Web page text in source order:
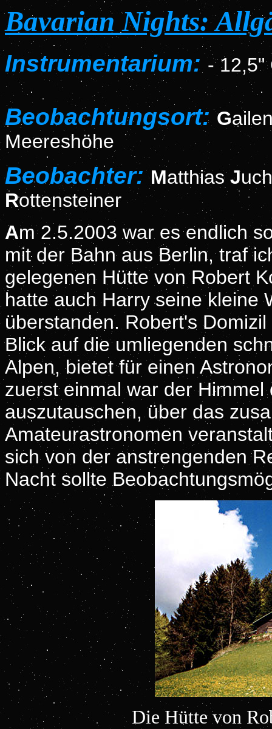
Bavarian Nights:
Instrumentarium: -12,5"
Beobachtungsort: G
Meereshöhe
Beobachter: MatthiasJ
Rottensteiner
Am 2.5.2003 war es endlich
mit der Bahn aus Berlin, traf
gelegenen Hütte von Robert
hatte auch Harry seine kleine
überstanden. Robert's
Blick auf die umliegenden
Alpen, bietet für einen
zuerst einmal war der
auszutauschen, über das
Amateurastronomen
sich von der anstrengenden
Nacht sollte
Die Hütte von